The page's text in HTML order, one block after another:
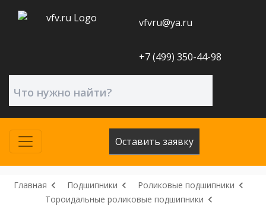
vfvru@ya.ru
+7 (499) 350-44-98
Оставить заявку
Главная Подшипники
Роликовые подшипники
Тороидальные роликовые подшипники